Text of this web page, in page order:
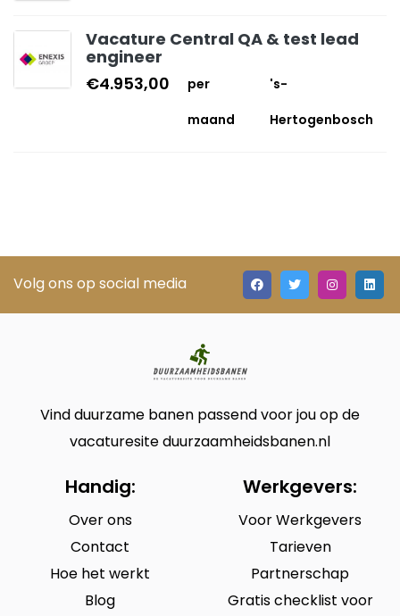
Vacature Central QA & test lead
engineer
€4.953,00
per
maand
's-
Hertogenbosch
Volg ons op social media
Vind duurzame banen passend voor jou op de
vacaturesite duurzaamheidsbanen.nl
Handig:
Over ons
Contact
Hoe het werkt
Blog
Werkgevers:
Voor Werkgevers
Tarieven
Partnerschap
Gratis checklist voor